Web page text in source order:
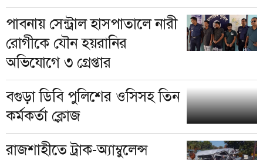
পাবনায় সেন্ট্রাল হাসপাতালে নারী
রোগীকে যৌন হয়রানির
অভিযোগে ৩ গ্রেপ্তার
বগুড়া ডিবি পুলিশের ওসিসহ তিন
কর্মকর্তা ক্লোজ
রাজশাহীতে ট্রাক-অ্যাম্বুলেন্স